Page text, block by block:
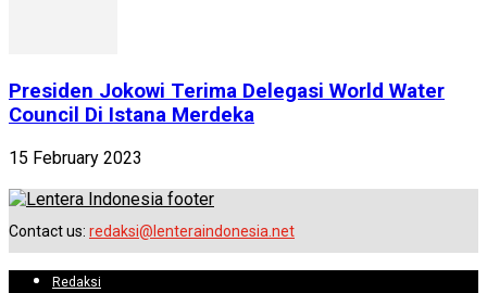
Presiden Jokowi Terima Delegasi World Water
Council Di Istana Merdeka
15 February 2023
Contact us: redaksi@lenteraindonesia.net
Redaksi